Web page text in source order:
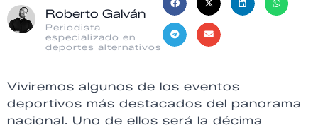
Roberto Galván
Periodista
especializado en
deportes alternativos
Viviremos algunos de los eventos
deportivos más destacados del panorama
nacional. Uno de ellos será la décima